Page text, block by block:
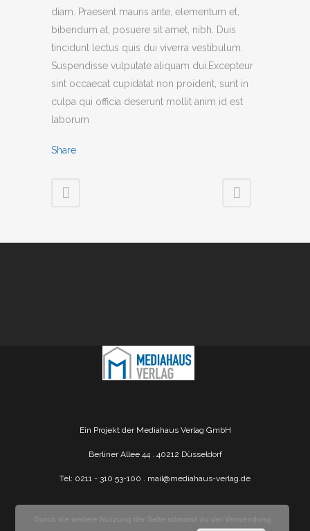
diam. Praesent mauris ante, elementum et,
bibendum at, posuere sit amet, nibh. Duis
tincidunt lectus quis dui viverra vestibulum.
Suspendisse vulputate aliquam dui.Excepteur
sint occaecat cupidatat non proident, sunt in
culpa qui officia deserunt mollit anim id est
laborum
Share
Ein Projekt der Mediahaus Verlag GmbH
Berliner Allee 44 . 40212 Düsseldorf
Tel: 0211 - 310 53-100 . mail@mediahaus-verlag.de